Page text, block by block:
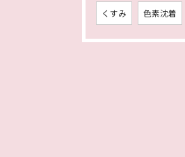
くすみ 色素沈着